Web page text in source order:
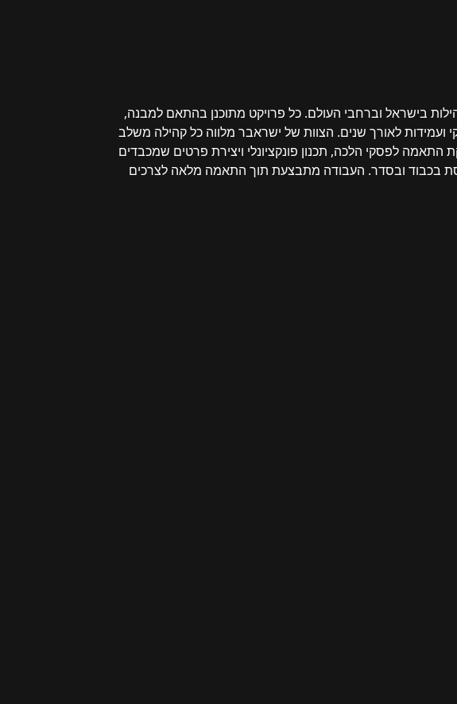
בישראל וברחבי העולם. כל פרויקט מתוכנן בהתאם למבנה,
ועמידות לאורך שנים. הצוות של ישראבר מלווה כל קהילה משלב
לפסקי הלכה, תכנון פונקציונלי ויצירת פרטים שמכבדים
בכבוד ובסדר. העבודה מתבצעת תוך התאמה מלאה לצרכים